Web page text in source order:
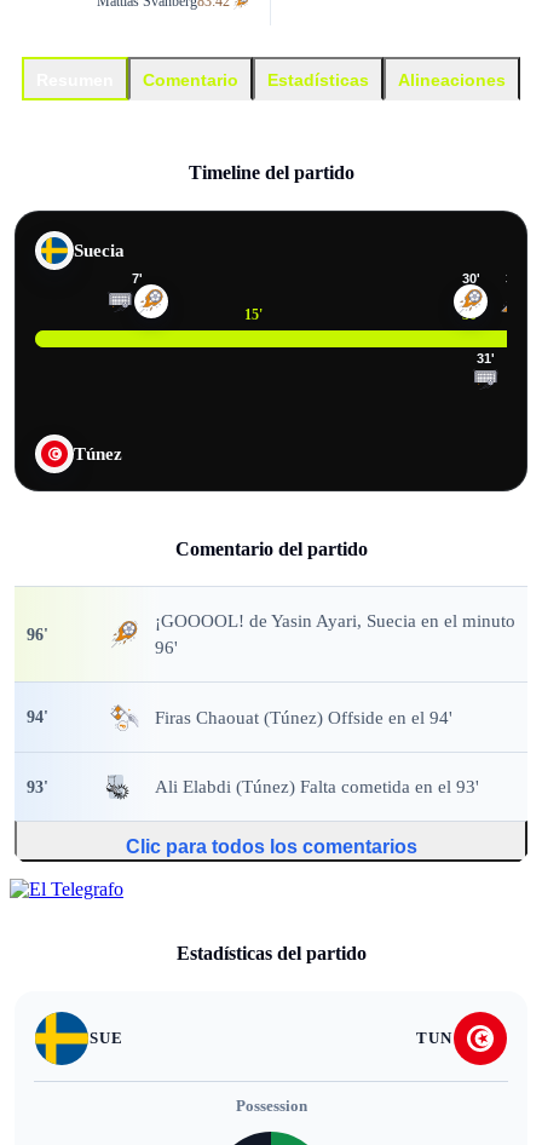
Comentario Estadísticas Alineaciones
Timeline del partido
Suecia
15' 30'
7' 30'
31'
33
Túnez
Comentario del partido
96'
¡GOOOOL! de Yasin Ayari, Suecia en el minuto
96'
94' Firas Chaouat (Túnez) Offside en el 94'
93' Ali Elabdi (Túnez) Falta cometida en el 93'
Clic para todos los comentarios
Estadísticas del partido
SUE TUN
Possession